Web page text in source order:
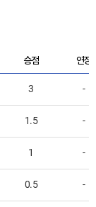
승점 연장
3 -
1.5 -
1 -
0.5 -